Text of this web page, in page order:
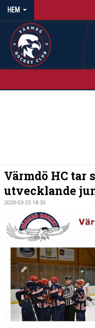
HEM
OM KLUBBEN
HISTORIA
DOKUMENT
MEDLEMSINFO
KONTAKT
Värmdö HC tar
utvecklande
2020-03-23 18:35